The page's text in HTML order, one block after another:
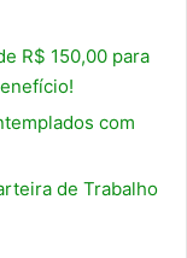
R$ 150,00 para
com
de Trabalho